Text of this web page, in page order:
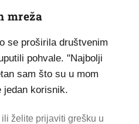
mreža
se proširila društvenim
pohvale. "Najbolji
sam što su u mom
jedan korisnik.
želite prijaviti grešku u